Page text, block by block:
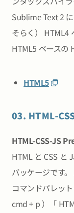
Sublime Text 2
そらく） HTML4
HTML5 ベースの
HTML5
03. HTML-
HTML-CSS-JS
HTML と CSS と
パッケージです
コマンドパレッ
cmd + p ）「